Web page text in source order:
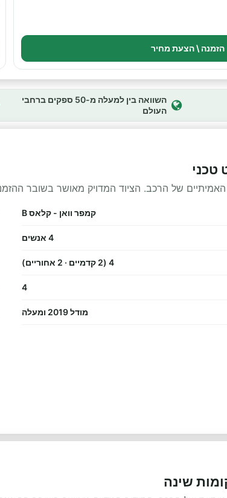
הזמנה \ הצעת מחיר
השוואה בין למעלה מ-50 ספקים ברחבי
העולם
האמיתיים של הרכב. הציוד המדויק מאושר בשובר
קמפר וואן - קלאס B
4 אנשים
4 (2 קדמיים · 2 אחוריים)
4
מודל 2019 ומעלה
שינה